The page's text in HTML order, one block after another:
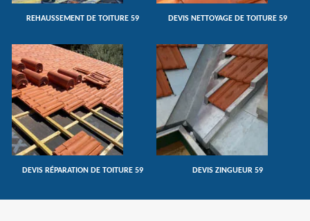
REHAUSSEMENT DE TOITURE 59 DEVIS NETTOYAGE DE TOITURE 59
DEVIS RÉPARATION DE TOITURE 59 DEVIS ZINGUEUR 59